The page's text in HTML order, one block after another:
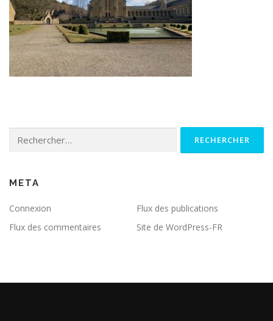
META
Connexion
Flux des publications
Flux des commentaires
Site de WordPress-FR